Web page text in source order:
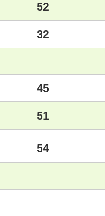
52
32
45
51
54